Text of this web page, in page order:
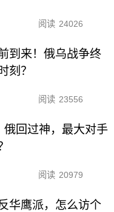
阅读 24026
到来！俄乌战争终
刻？
阅读 23556
俄回过神，最大对手
阅读 20979
华鹰派，怎么访个